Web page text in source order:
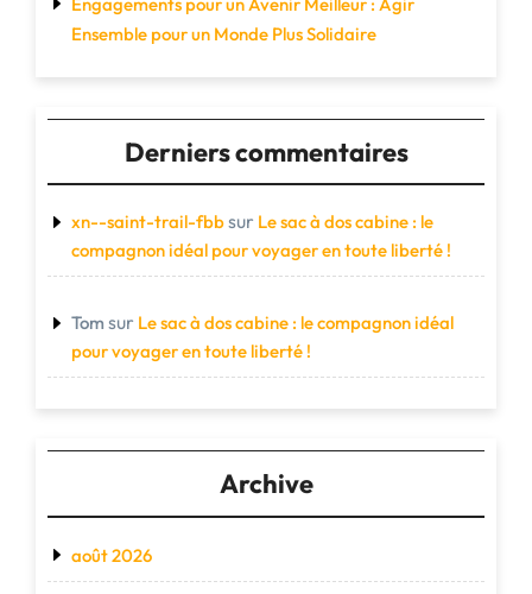
Ensemble pour un Monde Plus Solidaire
Derniers commentaires
xn--saint-trail-fbbsur Le sac à dos cabine : le
compagnon idéal pour voyager en toute liberté !
Tom sur Le sac à dos cabine : le compagnon idéal
pour voyager en toute liberté !
Archive
août 2026